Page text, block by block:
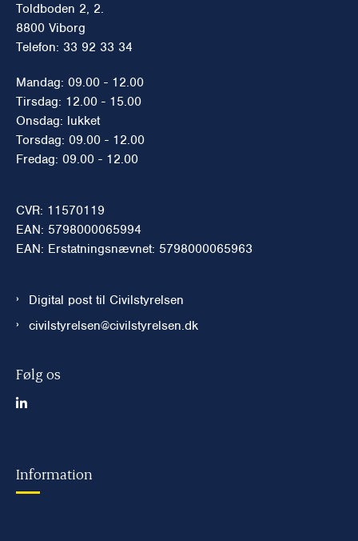
Toldboden 2, 2.
8800 Viborg
Telefon: 33 92 33 34
Mandag: 09.00 - 12.00
Tirsdag: 12.00 - 15.00
Onsdag: lukket
Torsdag: 09.00 - 12.00
Fredag: 09.00 - 12.00
CVR: 11570119
EAN: 5798000065994
EAN: Erstatningsnævnet: 5798000065963
Digital post til Civilstyrelsen
civilstyrelsen@civilstyrelsen.dk
Følg os
Information